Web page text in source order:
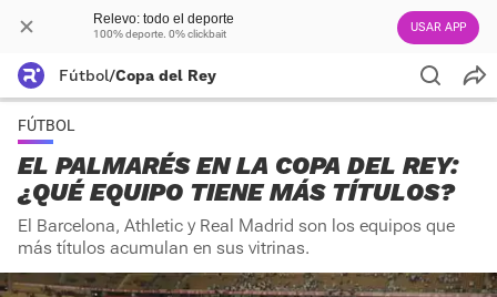
Relevo: todo el deporte
100% deporte. 0% clickbait USAR APP
Fútbol/Copa del Rey
FÚTBOL
EL PALMARÉS EN LA COPA DEL REY:
¿QUÉ EQUIPO TIENE MÁS TÍTULOS?
El Barcelona, Athletic y Real Madrid son los equipos que
más títulos acumulan en sus vitrinas.